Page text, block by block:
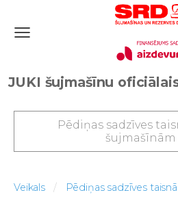
JUKI šujmašīnu
Pēdiņas sadzīves
šujmašīnām
Veikals
Pēdiņas sadzīves